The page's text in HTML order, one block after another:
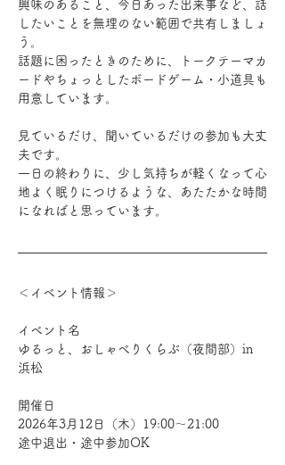
興味のあること、今日あった出来事など、話
したいことを無理のない範囲で共有しましょ
う。
話題に困ったときのために、トークテーマカ
ードやちょっとしたボードゲーム・小道具も
用意しています。
見ているだけ、聞いているだけの参加も大丈
夫です。
一日の終わりに、少し気持ちが軽くなって心
地よく眠りにつけるような、あたたかな時間
になればと思っています。
＜イベント情報＞
イベント名
ゆるっと、おしゃべりくらぶ（夜間部）in
浜松
開催日
2026年3月12日（木）19:00～21:00
途中退出・途中参加OK